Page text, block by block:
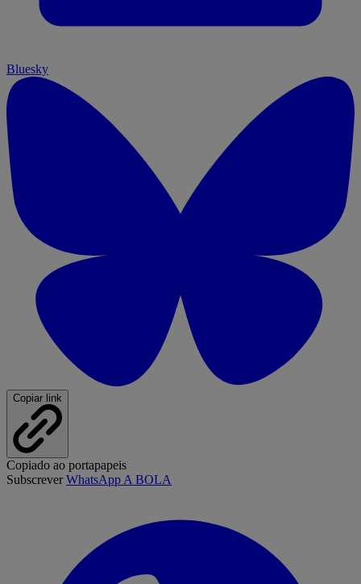
Bluesky
Copiar link
Copiado ao portapapeis
SubscreverWhatsApp A BOLA